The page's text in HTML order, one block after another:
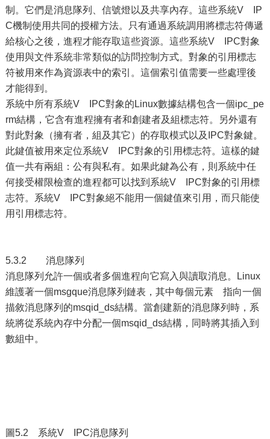
制。它們是消息隊列、信號燈以及共享內存。這些系統V IP
C機制使用共同的授權方法。只有通過系統調用將標志符傳遞
給核心之後，進程才能存取這些資源。這些系統V IPC對象
使用與文件系統非常類似的訪問控制方式。對象的引用標志
符被用來作為資源表中的索引。這個索引值需要一些處理後
才能得到。
系統中所有系統V IPC對象的Linux數據結構包含一個ipc_pe
rm結構，它含有進程擁有者和創建者及組標志符。另外還有
對此對象（擁有者，組及其它）的存取模式以及IPC對象鍵。
此鍵值被用來定位系統V IPC對象的引用標志符。這樣的鍵
值一共有兩組：公有與私有。如果此鍵為公有，則系統中任
何接受權限檢查的進程都可以找到系統V IPC對象的引用標
志符。系統V IPC對象絕不能用一個鍵值來引用，而只能使
用引用標志符。
5.3.2 消息隊列
消息隊列允許一個或者多個進程向它寫入與讀取消息。Linux
維護著一個msgque消息隊列鏈表，其中每個元素 指向一個
描敘消息隊列的msqid_ds結構。當創建新的消息隊列時，系
統將從系統內存中分配一個msqid_ds結構，同時將其插入到
數組中。
圖5.2 系統V IPC消息隊列